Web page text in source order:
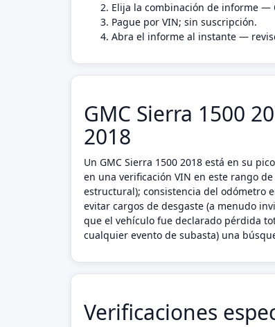
Elija la combinación de informe —
Pague por VIN; sin suscripción.
Abra el informe al instante —
GMC Sierra 1500
2018
Un GMC Sierra 1500 2018 está en su
en una verificación VIN en este rango
estructural); consistencia del odómetro
evitar cargos de desgaste (a menudo
que el vehículo fue declarado pérdida
cualquier evento de subasta) una
Verificaciones